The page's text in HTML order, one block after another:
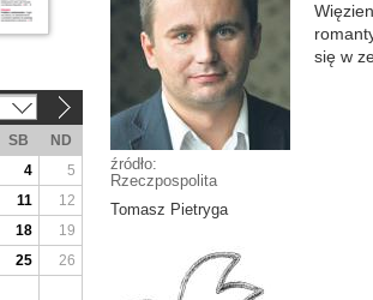
źródło:
Rzeczpospolita
Tomasz Pietryga
się w
SB
ND
4
5
11
12
18
19
25
26